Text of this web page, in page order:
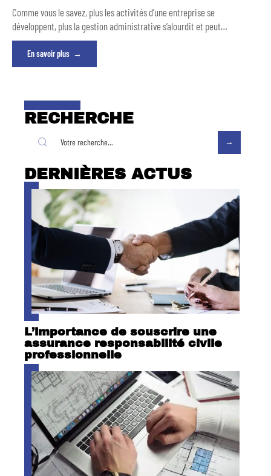
Comme vous le savez, plus les activités d’une entreprise se
développent, plus la gestion administrative s’alourdit et peut…
En savoir plus
RECHERCHE
DERNIÈRES ACTUS
L’importance de souscrire une
assurance responsabilité civile
professionnelle